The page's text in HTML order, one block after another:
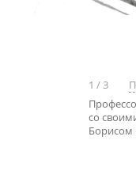
1 /3
со
Борисом